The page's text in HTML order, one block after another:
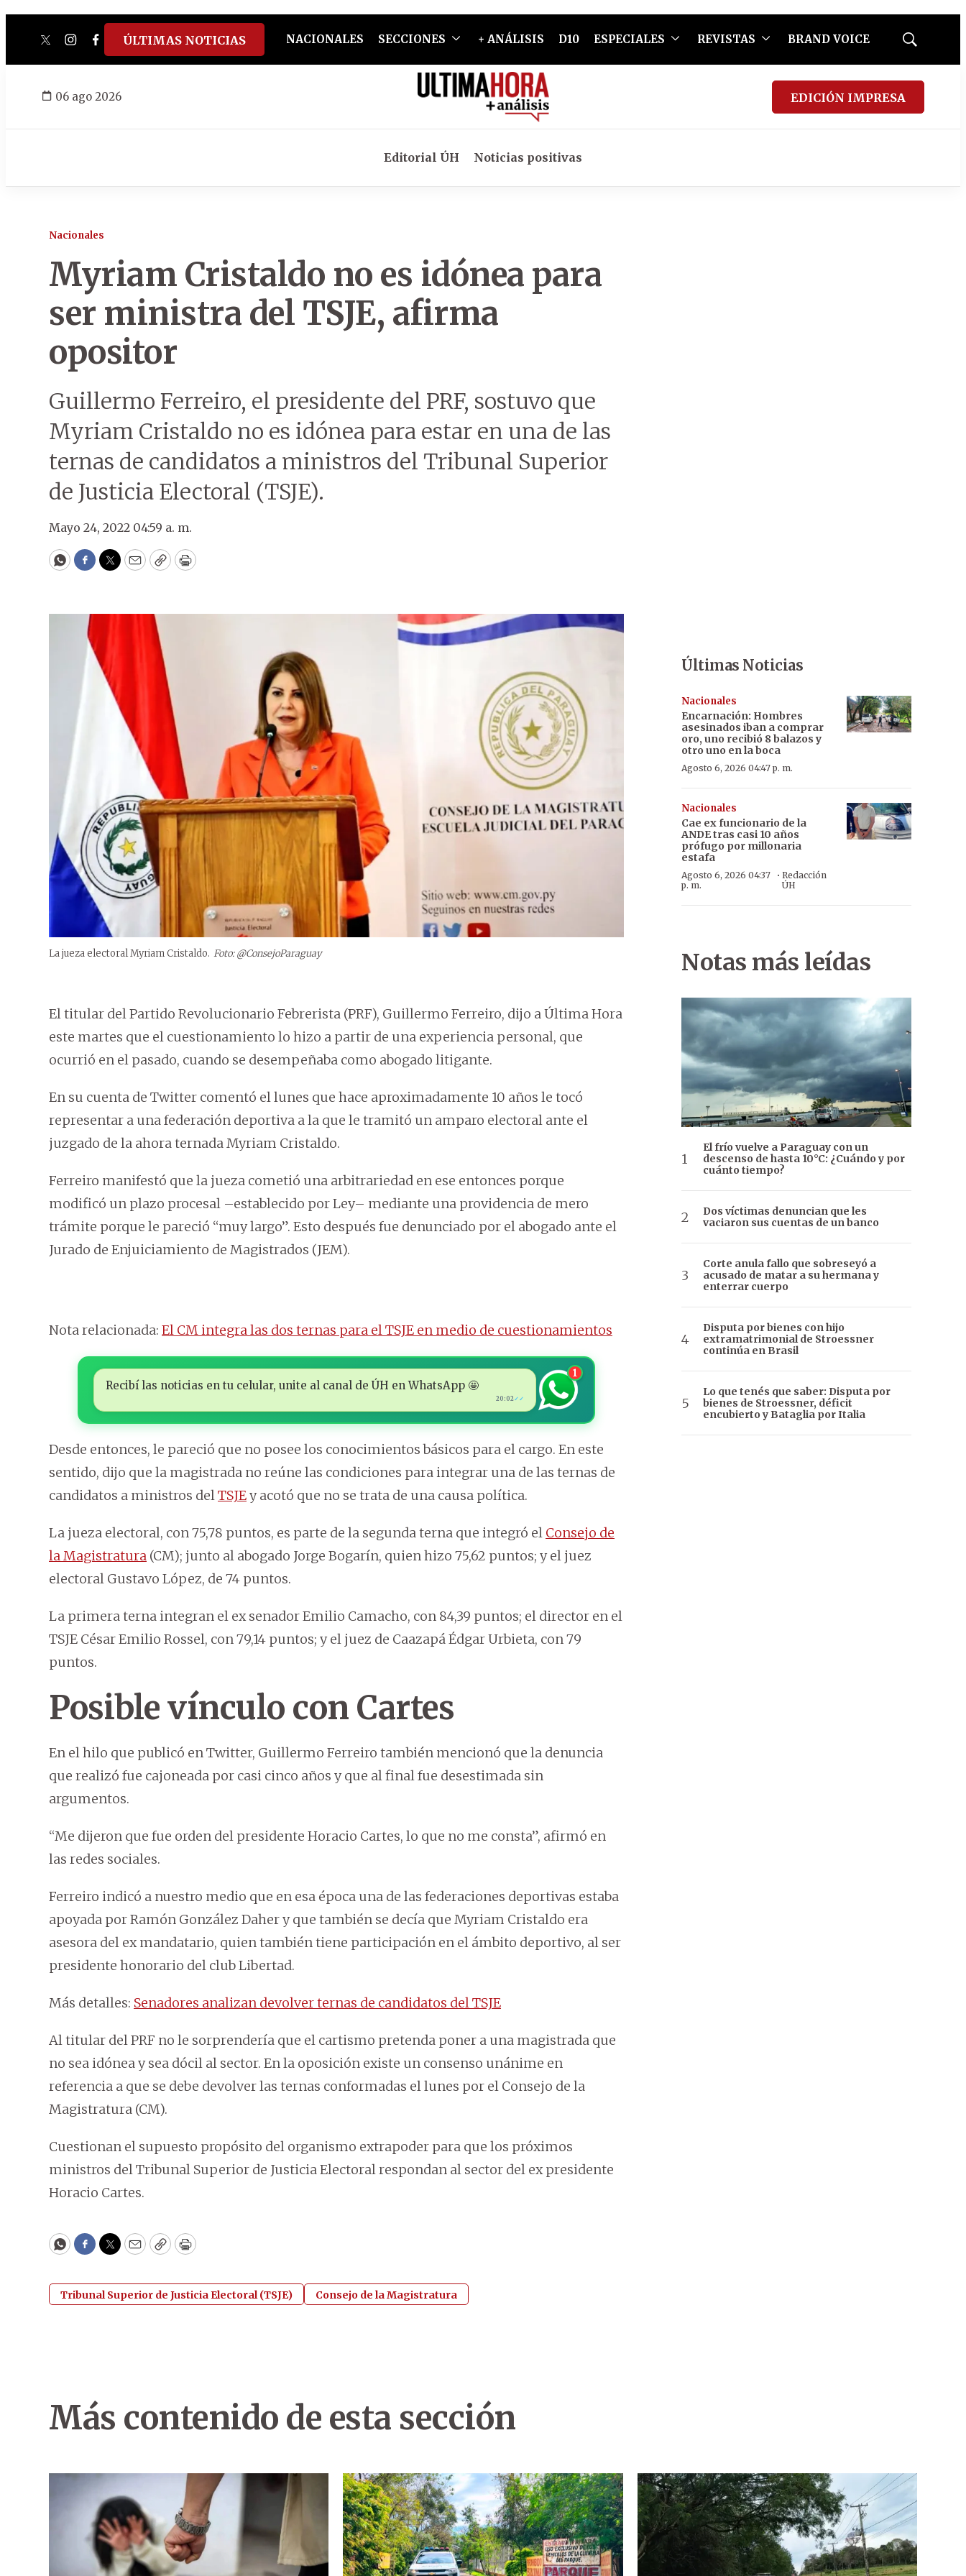
twitterinstagram
facebook
tiktokyoutube
spotify
ÚLTIMAS NOTICIAS NACIONALES SECCIONES + ANÁLISIS D10 ESPECIALES REVISTAS BRAND VOICE
Mostrar
06 ago 2026 EDICIÓN IMPRESA
Editorial ÚH Noticias positivas
Nacionales
Myriam Cristaldo no es idónea para
ser ministra del TSJE, afirma
opositor
Guillermo Ferreiro, el presidente del PRF, sostuvo que
Myriam Cristaldo no es idónea para estar en una de las
ternas de candidatos a ministros del Tribunal Superior
de Justicia Electoral (TSJE).
Mayo 24, 2022 04:59 a. m.
WhatsApp
Facebook
Twitter
EmailCopyPrint
La jueza electoral Myriam Cristaldo. Foto: @ConsejoParaguay
El titular del Partido Revolucionario Febrerista (PRF), Guillermo Ferreiro, dijo a Última Hora
este martes que el cuestionamiento lo hizo a partir de una experiencia personal, que
ocurrió en el pasado, cuando se desempeñaba como abogado litigante.
En su cuenta de Twitter comentó el lunes que hace aproximadamente 10 años le tocó
representar a una federación deportiva a la que le tramitó un amparo electoral ante el
juzgado de la ahora ternada Myriam Cristaldo.
Ferreiro manifestó que la jueza cometió una arbitrariedad en ese entonces porque
modificó un plazo procesal –establecido por Ley– mediante una providencia de mero
trámite porque le pareció “muy largo”. Esto después fue denunciado por el abogado ante el
Jurado de Enjuiciamiento de Magistrados (JEM).
Nota relacionada: El CM integra las dos ternas para el TSJE en medio de cuestionamientos
Recibí las noticias en tu celular, unite al canal de ÚH en WhatsApp 🤩
20:02✓✓
1
Desde entonces, le pareció que no posee los conocimientos básicos para el cargo. En este
sentido, dijo que la magistrada no reúne las condiciones para integrar una de las ternas de
candidatos a ministros delTSJEy acotó que no se trata de una causa política.
La jueza electoral, con 75,78 puntos, es parte de la segunda terna que integró el Consejo de
la Magistratura (CM); junto al abogado Jorge Bogarín, quien hizo 75,62 puntos; y el juez
electoral Gustavo López, de 74 puntos.
La primera terna integran el ex senador Emilio Camacho, con 84,39 puntos; el director en el
TSJE César Emilio Rossel, con 79,14 puntos; y el juez de Caazapá Édgar Urbieta, con 79
puntos.
Posible vínculo con Cartes
En el hilo que publicó en Twitter, Guillermo Ferreiro también mencionó que la denuncia
que realizó fue cajoneada por casi cinco años y que al final fue desestimada sin
argumentos.
“Me dijeron que fue orden del presidente Horacio Cartes, lo que no me consta”, afirmó en
las redes sociales.
Ferreiro indicó a nuestro medio que en esa época una de las federaciones deportivas estaba
apoyada por Ramón González Daher y que también se decía que Myriam Cristaldo era
asesora del ex mandatario, quien también tiene participación en el ámbito deportivo, al ser
presidente honorario del club Libertad.
Más detalles: Senadores analizan devolver ternas de candidatos del TSJE
Al titular del PRF no le sorprendería que el cartismo pretenda poner a una magistrada que
no sea idónea y sea dócil al sector. En la oposición existe un consenso unánime en
referencia a que se debe devolver las ternas conformadas el lunes por el Consejo de la
Magistratura (CM).
Cuestionan el supuesto propósito del organismo extrapoder para que los próximos
ministros del Tribunal Superior de Justicia Electoral respondan al sector del ex presidente
Horacio Cartes.
WhatsApp
Facebook
Twitter
EmailCopyPrint
Tribunal Superior de Justicia Electoral (TSJE) Consejo de la Magistratura
Últimas Noticias
Nacionales
Encarnación: Hombres
asesinados iban a comprar
oro, uno recibió 8 balazos y
otro uno en la boca
Agosto 6, 2026 04:47 p. m.
Nacionales
Cae ex funcionario de la
ANDE tras casi 10 años
prófugo por millonaria
estafa
Agosto 6, 2026 04:37
p. m.
· Redacción
ÚH
Notas más leídas
El frío vuelve a Paraguay con un
descenso de hasta 10°C: ¿Cuándo y por
cuánto tiempo?
Dos víctimas denuncian que les
vaciaron sus cuentas de un banco
Corte anula fallo que sobreseyó a
acusado de matar a su hermana y
enterrar cuerpo
Disputa por bienes con hijo
extramatrimonial de Stroessner
continúa en Brasil
Lo que tenés que saber: Disputa por
bienes de Stroessner, déficit
encubierto y Bataglia por Italia
Más contenido de esta sección